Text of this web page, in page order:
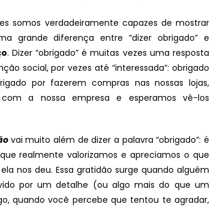
somos verdadeiramente capazes de mostrar
grande diferença entre “dizer obrigado” e
. Dizer “obrigado” é muitas vezes uma resposta
social, por vezes até “interessada”: obrigado
por fazerem compras nas nossas lojas,
a nossa empresa e esperamos vê-los
vai muito além de dizer a palavra “obrigado”: ​​é
realmente valorizamos e apreciamos o que
nos deu. Essa gratidão surge quando alguém
por um detalhe (ou algo mais do que um
quando você percebe que tentou te agradar,